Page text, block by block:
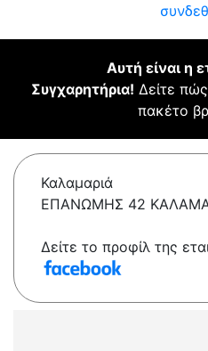
Αυτή είναι η
Συγχαρητήρια! Δείτε
πακέτο
Καλαμαριά
ΕΠΑΝΩΜΗΣ 42
Δείτε το προφίλ της